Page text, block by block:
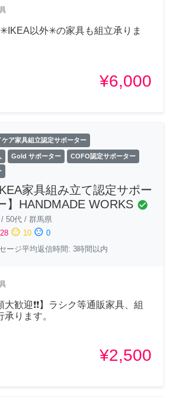
✳︎IKEA以外✳︎の家具も組立承りま
¥6,000
ケア家具組立認定サポーター
Gold サポーター COFO認定サポーター
家具組み立て認定サポー
】HANDMADE WORKS check_circle
/ 50代 / 群馬県
sentiment_neutral 10 sentiment_dissatisfied 0
ージ平均返信時間: 3時間以内
大歓迎❗❗】ラシク等通販家具、組
ります。
¥2,500